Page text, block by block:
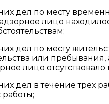
дел по месту
лицо
дел по месту
или
лицо
дел в течение трех